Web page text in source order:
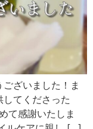
ざいました！ま
てくださった
て感謝いたしま